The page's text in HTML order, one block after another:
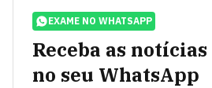
EXAME NO WHATSAPP
Receba as notícias
no seu WhatsApp